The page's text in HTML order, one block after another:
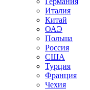
Италия
Китай
ОАЭ
Польша
Россия
США
Турция
Франция
Чехия